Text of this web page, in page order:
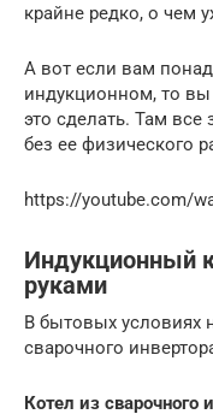
крайне редко, о чем
А вот если вам
индукционном, то вы
это сделать. Там все
без ее физического
https://youtube.com/
Индукционный
руками
В бытовых условиях
сварочного
Котел из сварочного